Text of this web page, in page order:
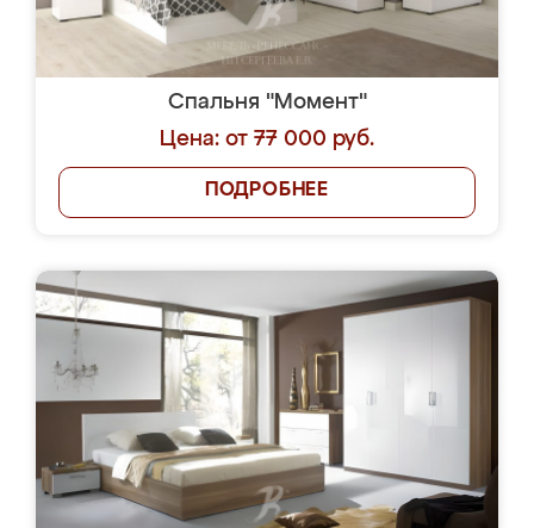
Спальня "Момент"
Цена: от 77 000 руб.
ПОДРОБНЕЕ